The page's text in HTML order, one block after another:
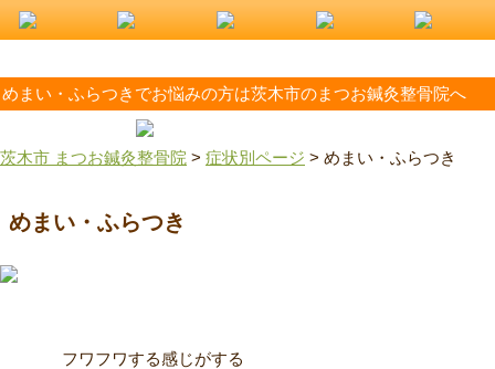
めまい・ふらつきでお悩みの方は茨木市のまつお鍼灸整骨院へ
茨木市 まつお鍼灸整骨院 > 症状別ページ > めまい・ふらつき
めまい・ふらつき
フワフワする感じがする